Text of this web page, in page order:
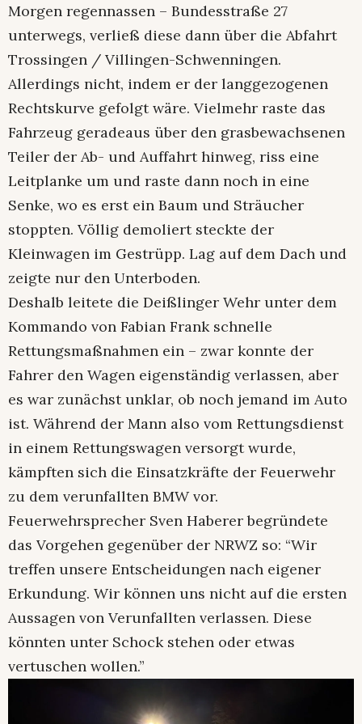
Morgen regennassen – Bundesstraße 27
unterwegs, verließ diese dann über die Abfahrt
Trossingen / Villingen-Schwenningen.
Allerdings nicht, indem er der langgezogenen
Rechtskurve gefolgt wäre. Vielmehr raste das
Fahrzeug geradeaus über den grasbewachsenen
Teiler der Ab- und Auffahrt hinweg, riss eine
Leitplanke um und raste dann noch in eine
Senke, wo es erst ein Baum und Sträucher
stoppten. Völlig demoliert steckte der
Kleinwagen im Gestrüpp. Lag auf dem Dach und
zeigte nur den Unterboden.
Deshalb leitete die Deißlinger Wehr unter dem
Kommando von Fabian Frank schnelle
Rettungsmaßnahmen ein – zwar konnte der
Fahrer den Wagen eigenständig verlassen, aber
es war zunächst unklar, ob noch jemand im Auto
ist. Während der Mann also vom Rettungsdienst
in einem Rettungswagen versorgt wurde,
kämpften sich die Einsatzkräfte der Feuerwehr
zu dem verunfallten BMW vor.
Feuerwehrsprecher Sven Haberer begründete
das Vorgehen gegenüber der NRWZ so: “Wir
treffen unsere Entscheidungen nach eigener
Erkundung. Wir können uns nicht auf die ersten
Aussagen von Verunfallten verlassen. Diese
könnten unter Schock stehen oder etwas
vertuschen wollen.”